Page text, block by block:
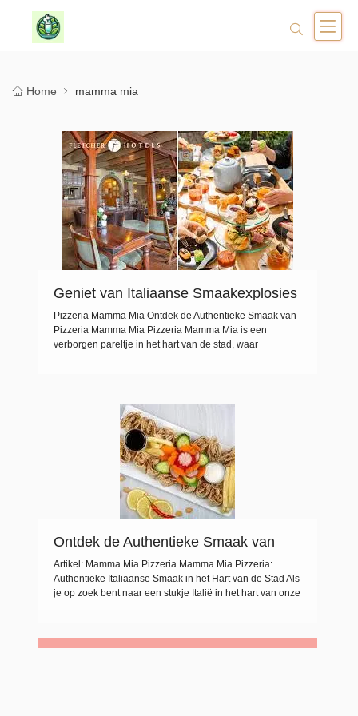
Home mamma mia
Geniet van Italiaanse Smaakexplosies
bij Pizzeria Mamma Mia
Pizzeria Mamma Mia Ontdek de Authentieke Smaak van
Pizzeria Mamma Mia Pizzeria Mamma Mia is een
verborgen pareltje in het hart van de stad, waar
voelt het alsof je thuiskomt bij Mamma Mia. […]
Ontdek de Authentieke Smaak van
Mamma Mia Pizzeria in het Hart van
de Stad
Artikel: Mamma Mia Pizzeria Mamma Mia Pizzeria:
Authentieke Italiaanse Smaak in het Hart van de Stad Als
je op zoek bent naar een stukje Italië in het hart van onze
gerechten weet deze pizzeria al jaren de […]